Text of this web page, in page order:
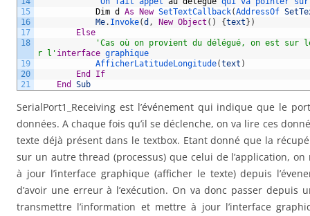
15
16
17
18
19
20
21
Dim d As New SetTextCallback(AddressOf
Me. Invoke(d , New Object ( ) {text } )
Else
'Cas où on provient du délégué, on est sur
r l' interface graphique
AfficherLatitudeLongitude(text )
End
If
End
Sub
SerialPort1_Receiving est l’événement qui indique que le
données. A chaque fois qu’il se déclenche, on va lire ces
texte déjà présent dans le textbox. Etant donné que la
sur un autre thread (processus) que celui de l’application,
à jour l’interface graphique (afficher le texte) depuis
d’avoir une erreur à l’exécution. On va donc passer depuis
transmettre l’information et mettre à jour l’interface